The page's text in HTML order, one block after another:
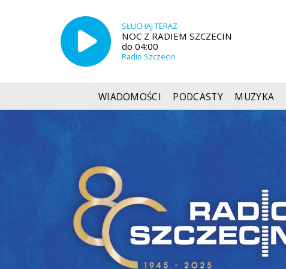
SŁUCHAJ TERAZ
NOC Z RADIEM SZCZECIN
do 04:00
Radio Szczecin
WIADOMOŚCI PODCASTY MUZYKA